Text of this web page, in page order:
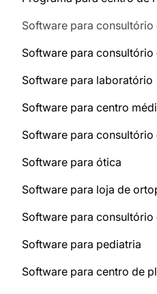
Software para
Software para
Software para laboratório
Software para centro
Software para consultório
Software para ótica
Software para loja de
Software para consultório
Software para pediatria
Software para centro de